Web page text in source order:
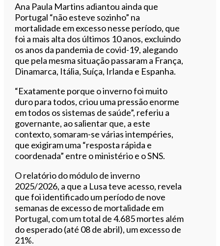
Ana Paula Martins adiantou ainda que
Portugal “não esteve sozinho” na
mortalidade em excesso nesse período, que
foi a mais alta dos últimos 10 anos, excluindo
os anos da pandemia de covid-19, alegando
que pela mesma situação passaram a França,
Dinamarca, Itália, Suíça, Irlanda e Espanha.
“Exatamente porque o inverno foi muito
duro para todos, criou uma pressão enorme
em todos os sistemas de saúde”, referiu a
governante, ao salientar que, a este
contexto, somaram-se várias intempéries,
que exigiram uma “resposta rápida e
coordenada” entre o ministério e o SNS.
O relatório do módulo de inverno
2025/2026, a que a Lusa teve acesso, revela
que foi identificado um período de nove
semanas de excesso de mortalidade em
Portugal, com um total de 4.685 mortes além
do esperado (até 08 de abril), um excesso de
21%.